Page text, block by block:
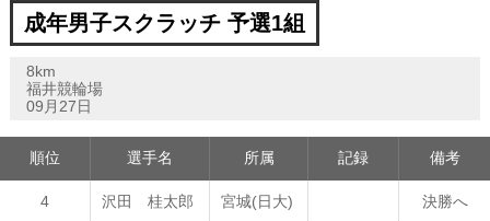
成年男子スクラッチ 予選1組
8km
福井競輪場
09月27日
順位 選手名 所属 記録 備考
4 沢田 桂太郎 宮城(日大) 決勝へ